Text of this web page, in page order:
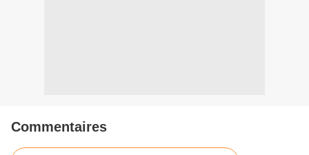
Commentaires